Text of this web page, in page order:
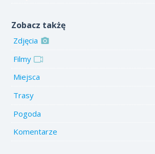
Zobacz takżę
Zdjęcia
Filmy
Miejsca
Trasy
Pogoda
Komentarze